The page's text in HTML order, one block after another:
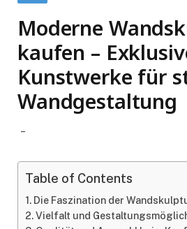
Moderne
kaufen –
Kunstwerke für
Wandgestaltung
Table of Contents
Die Faszination der
Vielfalt und